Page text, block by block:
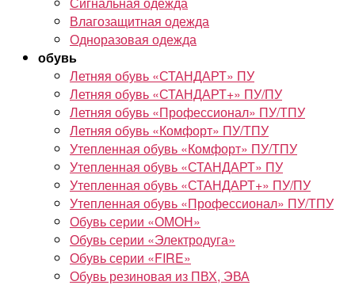
Влагозащитная одежда
Одноразовая одежда
обувь
Летняя обувь «СТАНДАРТ» ПУ
Летняя обувь «СТАНДАРТ+» ПУ/ПУ
Летняя обувь «Профессионал» ПУ/ТПУ
Летняя обувь «Комфорт» ПУ/ТПУ
Утепленная обувь «Комфорт» ПУ/ТПУ
Утепленная обувь «СТАНДАРТ» ПУ
Утепленная обувь «СТАНДАРТ+» ПУ/ПУ
Утепленная обувь «Профессионал» ПУ/ТПУ
Обувь серии «ОМОН»
Обувь серии «Электродуга»
Обувь серии «FIRE»
Обувь резиновая из ПВХ, ЭВА